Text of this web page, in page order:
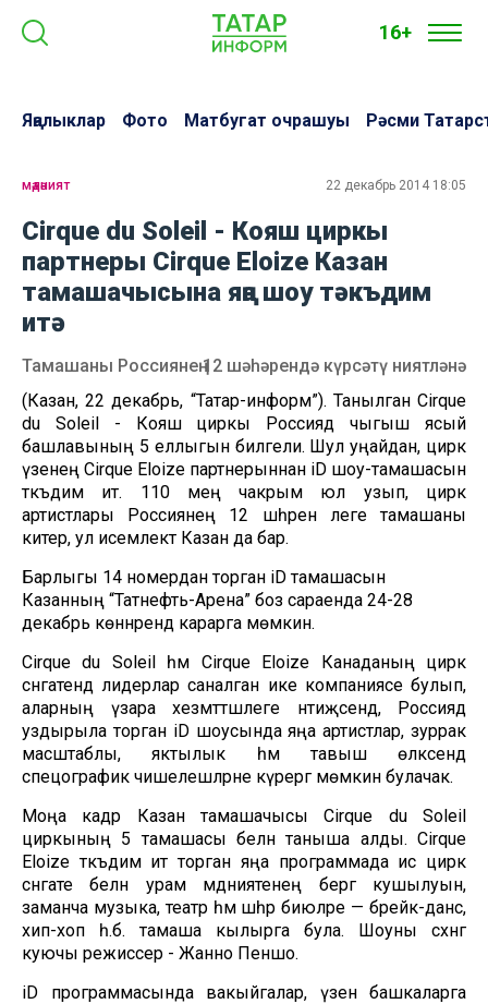
16+
Яңалыклар Фото Матбугат очрашуы Рәсми
мәдәният 22 декабрь 2014 18:05
Cirque du Soleil - Кояш циркы
партнеры Cirque Eloize Казан
тамашачысына яңа шоу тәкъдим
итә
Тамашаны Россиянең 12 шәһәрендә күрсәтү ниятләнә
(Казан, 22 декабрь, “Татар-информ”). Танылган Cirque
du Soleil - Кояш циркы Россиядә чыгыш ясый
башлавының 5 еллыгын билгели. Шул уңайдан, цирк
үзенең Cirque Eloize партнерыннан iD шоу-тамашасын
тәкъдим итә. 110 мең чакрым юл узып, цирк
артистлары Россиянең 12 шәһәренә әлеге тамашаны
китерә, ул исемлектә Казан да бар.
Барлыгы 14 номердан торган iD тамашасын
Казанның “Татнефть-Арена” боз сараенда 24-28
декабрь көннәрендә карарга мөмкин.
Cirque du Soleil һәм Cirque Eloize Канаданың цирк
сәнгатендә лидерлар саналган ике компаниясе булып,
аларның үзара хезмәттәшлеге нәтиҗәсендә, Россиядә
уздырыла торган iD шоусында яңа артистлар, зуррак
масштаблы, яктылык һәм тавыш өлкәсендә
спецографик чишелешләрне күрергә мөмкин булачак.
Моңа кадәр Казан тамашачысы Cirque du Soleil
циркының 5 тамашасы белән таныша алды. Cirque
Eloize тәкъдим итә торган яңа программада исә цирк
сәнгате белән урам мәдәниятенең бергә кушылуын,
заманча музыка, театр һәм шәһәр биюләре — брейк-данс,
хип-хоп һ.б. тамаша кылырга була. Шоуны сәхнәгә
куючы режиссер - Жанно Пеншо.
iD программасында вакыйгалар, үзен башкаларга